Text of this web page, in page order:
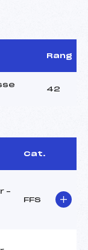
Rang
42
Cat.
–
FFS